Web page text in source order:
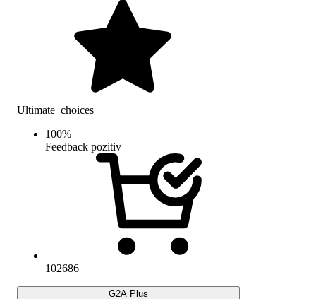
Ultimate_choices
100%
Feedback pozitiv
102686
G2A Plus